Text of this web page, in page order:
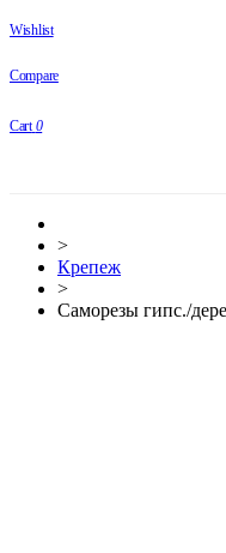
Wishlist
Compare
Cart 0
>
Крепеж
>
Саморезы гипс./